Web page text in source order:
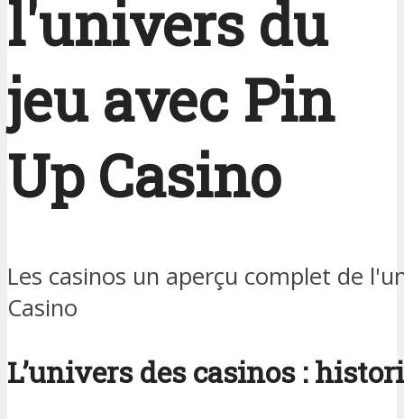
l'univers du
jeu avec Pin
Up Casino
Les casinos un aperçu complet de
Casino
L’univers des casinos :